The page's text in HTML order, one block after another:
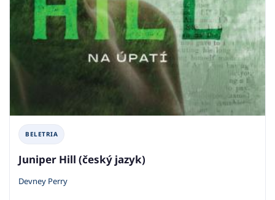
BELETRIA
Juniper Hill (český jazyk)
Devney Perry